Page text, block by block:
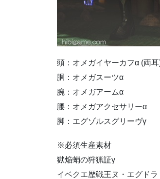
頭：オメガイヤーカフα (両
胴：オメガスーツα
腕：オメガアームα
腰：オメガアクセサリーα
脚：エグゾルスグリーヴγ
※必須生産素材
獄焔蛸の狩猟証γ
イベクエ歴戦王ヌ・エグドラ